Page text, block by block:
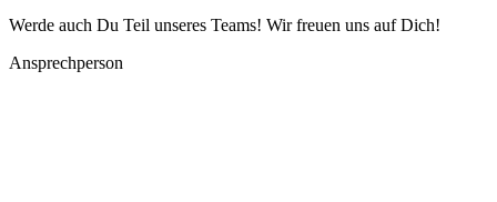
Werde auch Du Teil unseres Teams! Wir freuen uns auf Dich!
Ansprechperson